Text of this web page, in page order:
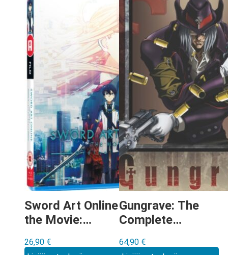
Sword Art Online
the Movie:
Blu-ray
26,90 €
Gungrave: The
Complete
ray
64,90 €